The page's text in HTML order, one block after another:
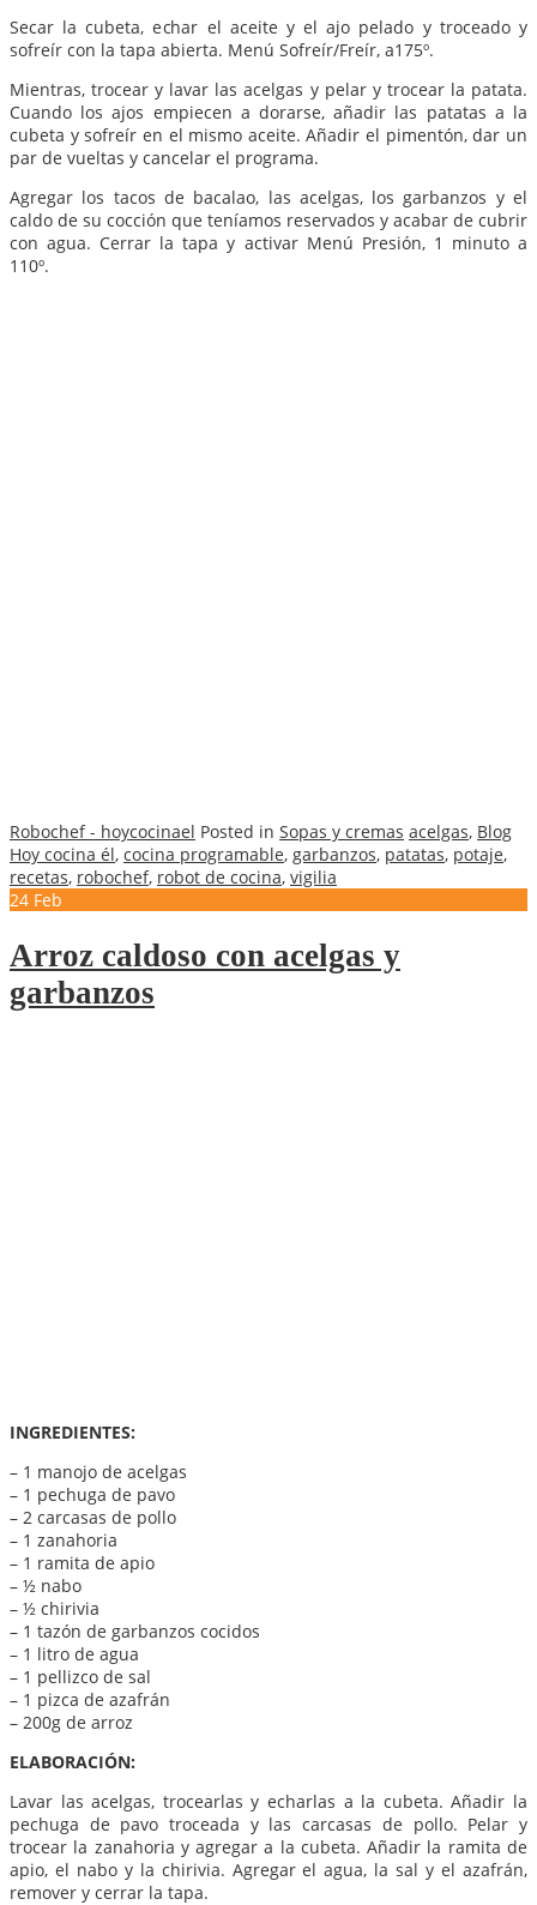
Secar la cubeta, echar el aceite y el ajo pelado y troceado y
sofreír con la tapa abierta. Menú Sofreír/Freír, a175º.
Mientras, trocear y lavar las acelgas y pelar y trocear la patata.
Cuando los ajos empiecen a dorarse, añadir las patatas a la
cubeta y sofreír en el mismo aceite. Añadir el pimentón, dar un
par de vueltas y cancelar el programa.
Agregar los tacos de bacalao, las acelgas, los garbanzos y el
caldo de su cocción que teníamos reservados y acabar de cubrir
con agua. Cerrar la tapa y activar Menú Presión, 1 minuto a
110º.
Robochef - hoycocinael Posted in Sopas y cremas acelgas, Blog
Hoy cocina él, cocina programable, garbanzos, patatas, potaje,
recetas, robochef, robot de cocina, vigilia
24 Feb
Arroz caldoso con acelgas y
garbanzos
INGREDIENTES:
– 1 manojo de acelgas
– 1 pechuga de pavo
– 2 carcasas de pollo
– 1 zanahoria
– 1 ramita de apio
– ½ nabo
– ½ chirivia
– 1 tazón de garbanzos cocidos
– 1 litro de agua
– 1 pellizco de sal
– 1 pizca de azafrán
– 200g de arroz
ELABORACIÓN:
Lavar las acelgas, trocearlas y echarlas a la cubeta. Añadir la
pechuga de pavo troceada y las carcasas de pollo. Pelar y
trocear la zanahoria y agregar a la cubeta. Añadir la ramita de
apio, el nabo y la chirivia. Agregar el agua, la sal y el azafrán,
remover y cerrar la tapa.